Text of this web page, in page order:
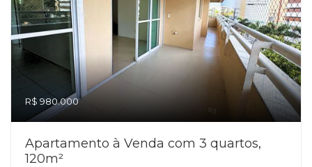
R$ 980.000
Apartamento à Venda com 3 quartos,
120m²